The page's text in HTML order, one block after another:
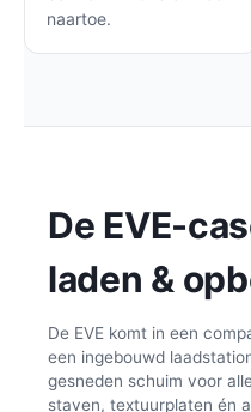
naartoe.
De EVE-
laden &
De EVE komt in een
een ingebouwd
gesneden schuim voor
staven, textuurplaten én